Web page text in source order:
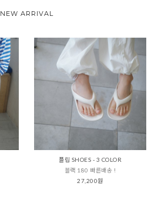
NEW ARRIVAL
플립 SHOES - 3 COLOR
블랙 180 빠른배송 !
27,200원